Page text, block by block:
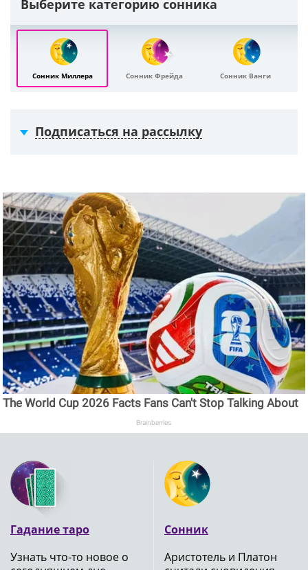
Выберите категорию сонника
Сонник Миллера Сонник Фрейда Сонник Ванги
Подписаться на рассылку
The World Cup 2026 Facts Fans Can't Stop Talking About
Brainberries
Гадание таро
Узнать что-то новое о
Сонник
Аристотель и Платон